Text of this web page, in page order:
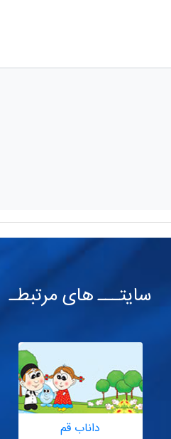
سایتـــ های مرتبطـ
داناب قم